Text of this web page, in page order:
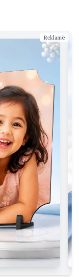
Reklamë